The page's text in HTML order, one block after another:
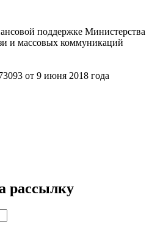
поддержке Министерства
и массовых коммуникаций
от 9 июня 2018 года
рассылку